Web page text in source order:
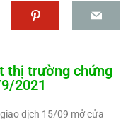
thị trường chứng
2021
dịch 15/09 mở cửa